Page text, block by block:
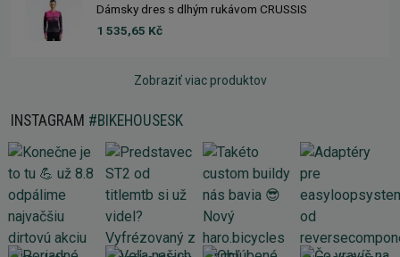
Dámsky dres s dlhým rukávom CRUSSIS
1 535,65 Kč
Zobraziť viac produktov
INSTAGRAM #BIKEHOUSESK